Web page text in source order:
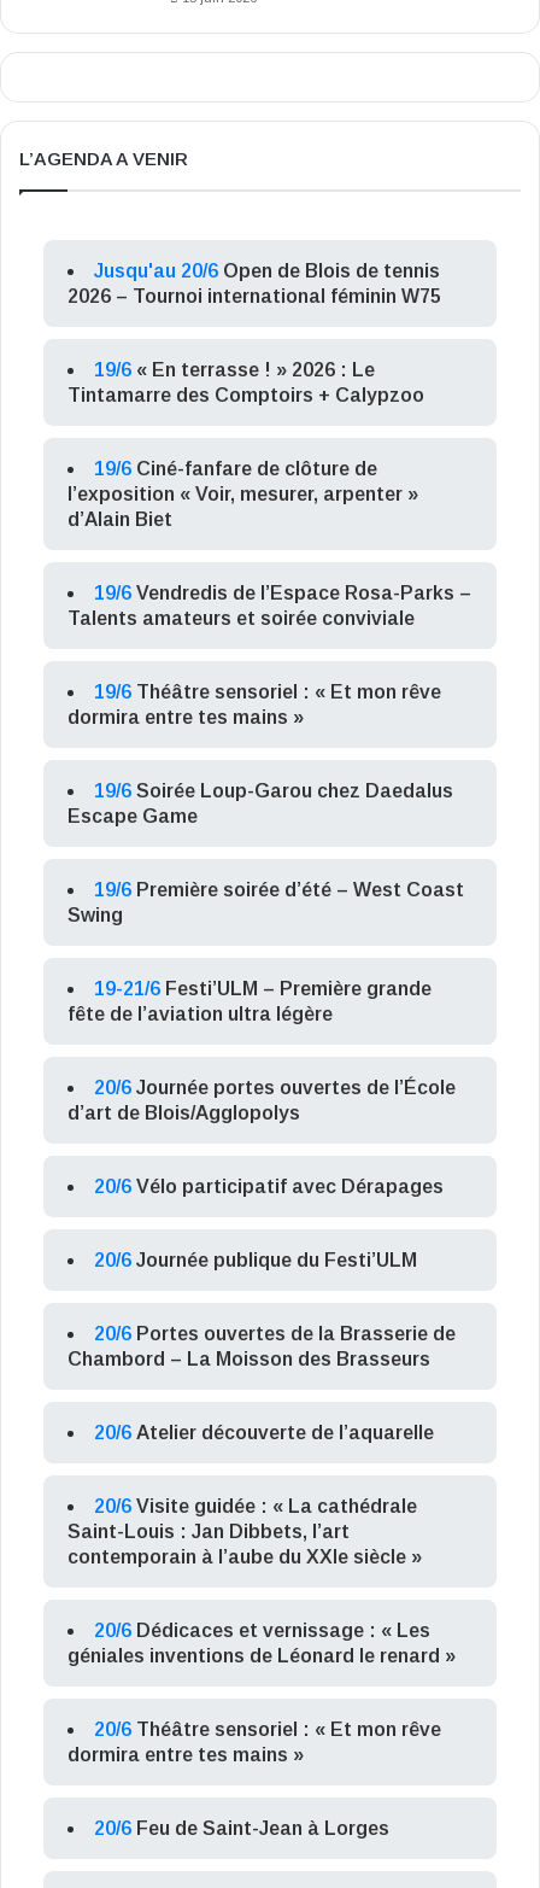
L’AGENDA A VENIR
Jusqu'au 20/6 Open de Blois de tennis
2026 – Tournoi international féminin W75
19/6 « En terrasse ! » 2026 : Le
Tintamarre des Comptoirs + Calypzoo
19/6 Ciné-fanfare de clôture de
l’exposition « Voir, mesurer, arpenter »
d’Alain Biet
19/6 Vendredis de l’Espace Rosa-Parks –
Talents amateurs et soirée conviviale
19/6 Théâtre sensoriel : « Et mon rêve
dormira entre tes mains »
19/6 Soirée Loup-Garou chez Daedalus
Escape Game
19/6 Première soirée d’été – West Coast
Swing
19-21/6 Festi’ULM – Première grande
fête de l’aviation ultra légère
20/6 Journée portes ouvertes de l’École
d’art de Blois/Agglopolys
20/6 Vélo participatif avec Dérapages
20/6 Journée publique du Festi’ULM
20/6 Portes ouvertes de la Brasserie de
Chambord – La Moisson des Brasseurs
20/6 Atelier découverte de l’aquarelle
20/6 Visite guidée : « La cathédrale
Saint-Louis : Jan Dibbets, l’art
contemporain à l’aube du XXIe siècle »
20/6 Dédicaces et vernissage : « Les
géniales inventions de Léonard le renard »
20/6 Théâtre sensoriel : « Et mon rêve
dormira entre tes mains »
20/6 Feu de Saint-Jean à Lorges